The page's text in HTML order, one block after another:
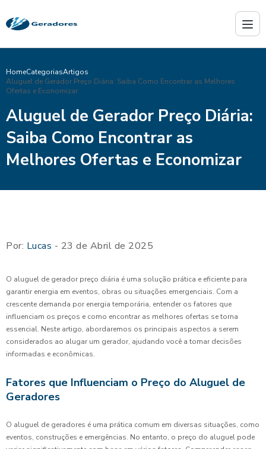
HomeCategoriasArtigos
Aluguel de Gerador Preço Diária: Saiba Como Encontrar as Melhores
Ofertas e Economizar
Aluguel de Gerador Preço Diária:
Saiba Como Encontrar as
Melhores Ofertas e Economizar
Por: Lucas - 23 de Abril de 2025
O aluguel de gerador preço diária é uma solução prática e eficiente para
garantir energia em eventos, obras ou situações emergenciais. Com a
crescente demanda por energia temporária, entender os fatores que
influenciam os preços e como encontrar as melhores ofertas se torna
essencial. Neste artigo, abordaremos os principais aspectos a serem
considerados ao alugar um gerador, ajudando você a tomar decisões
informadas e econômicas.
Fatores que Influenciam o Preço do Aluguel de
Geradores
O aluguel de geradores é uma prática comum em diversas situações, como
eventos, construções e emergências. No entanto, o preço do aluguel pode